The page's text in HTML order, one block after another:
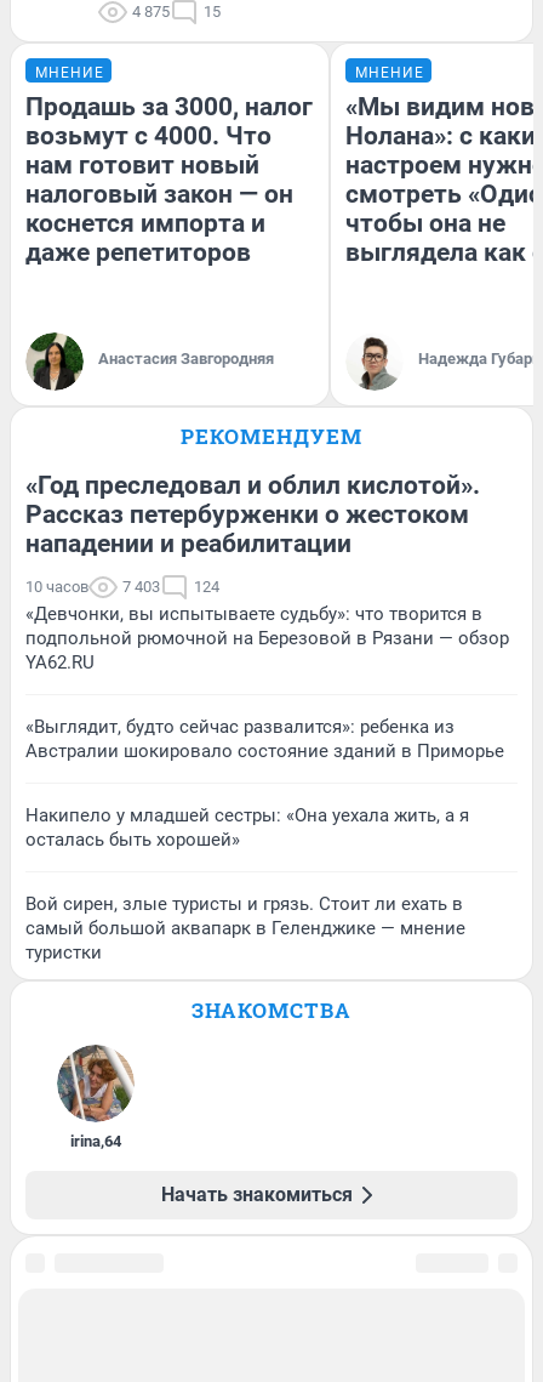
4 875 15
МНЕНИЕ
Продашь за 3000, налог
возьмут с 4000. Что
нам готовит новый
налоговый закон — он
коснется импорта и
даже репетиторов
Анастасия Завгородняя
МНЕНИЕ
«Мы видим
Нолана»: с
настроем
смотреть
чтобы она не
выглядела как
Надежда Губарь
РЕКОМЕНДУЕМ
«Год преследовал и облил кислотой».
Рассказ петербурженки о жестоком
нападении и реабилитации
10 часов 7 403 124
«Девчонки, вы испытываете судьбу»: что творится в
подпольной рюмочной на Березовой в Рязани — обзор
YA62.RU
«Выглядит, будто сейчас развалится»: ребенка из
Австралии шокировало состояние зданий в Приморье
Накипело у младшей сестры: «Она уехала жить, а я
осталась быть хорошей»
Вой сирен, злые туристы и грязь. Стоит ли ехать в
самый большой аквапарк в Геленджике — мнение
туристки
ЗНАКОМСТВА
irina,64
Начать знакомиться